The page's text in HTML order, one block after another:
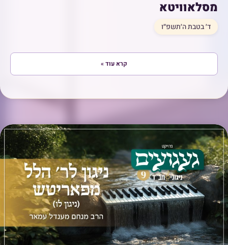
מסלאוויטא
ד׳ בטבת ה׳תשפ״ו
קרא עוד »